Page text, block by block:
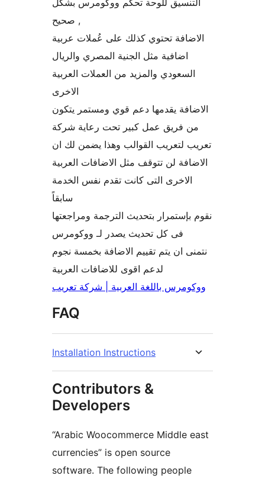
التنسيق للوحة تحكم ووكومرس بشكل
صحيح ,
الاضافة تحتوي كذلك على عُملات عربية
اضافية مثل الجنية المصري والريال
السعودي والمزيد من العملات العربية
الاخرى
الاضافة يقدمها دعم قوي ومستمر يتكون
من فريق عمل كبير تحت رعاية شركة
تعريب لتعريب القوالب وهذا يضمن لك ان
الاضافة لن تتوقف مثل الاضافات العربية
الاخرى التى كانت تقدم نفس الخدمة
سابقاً
نقوم بإستمرار بتحديث الترجمة ومراجعتها
فى كل تحديث يصدر لـ ووكومرس
نتمنى ان يتم تقييم الاضافة بخمسة نجوم
لدعم اقوى للاضافات العربية
ووكومرس باللغة العربية | شركة تعريب
FAQ
Installation Instructions
Contributors &
Developers
“Arabic Woocommerce Middle east
currencies” is open source
software. The following people